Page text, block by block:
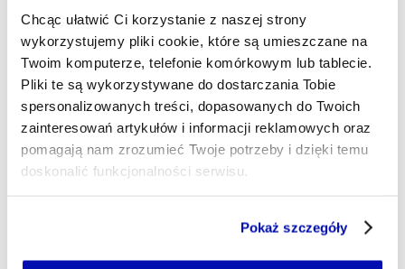
Chcąc ułatwić Ci korzystanie z naszej strony
wykorzystujemy pliki cookie, które są umieszczane na
Twoim komputerze, telefonie komórkowym lub tablecie.
Pliki te są wykorzystywane do dostarczania Tobie
spersonalizowanych treści, dopasowanych do Twoich
zainteresowań artykułów i informacji reklamowych oraz
pomagają nam zrozumieć Twoje potrzeby i dzięki temu
doskonalić funkcjonalności serwisu.
Jeżeli nie wyrażasz zgody na zapisywanie plików cookie,
Pokaż szczegóły
czytam książki, głównie reportaże, gdy mam więcej
czasu, to pakuję plecak i jadę w Bieszczady.
barbara.oksinska@xyz.pl